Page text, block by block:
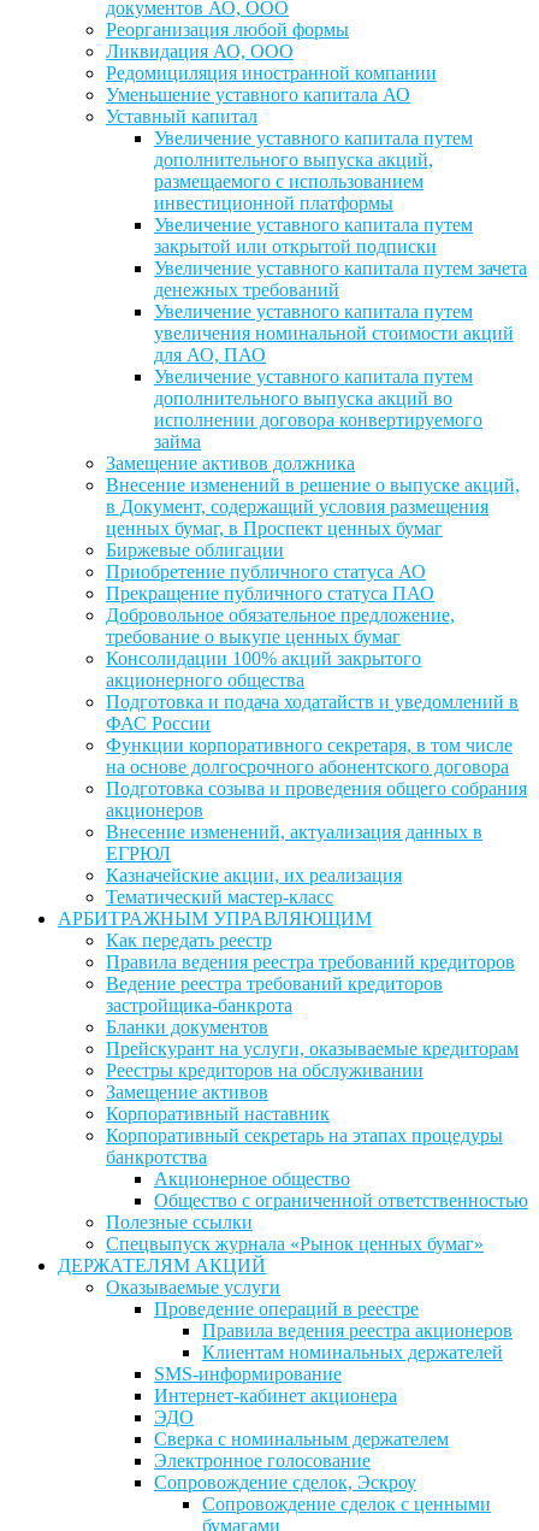
документов АО, ООО
Реорганизация любой формы
Ликвидация АО, ООО
Редомициляция иностранной компании
Уменьшение уставного капитала АО
Уставный капитал
Увеличение уставного капитала путем
дополнительного выпуска акций,
размещаемого с использованием
инвестиционной платформы
Увеличение уставного капитала путем
закрытой или открытой подписки
Увеличение уставного капитала путем зачета
денежных требований
Увеличение уставного капитала путем
увеличения номинальной стоимости акций
для АО, ПАО
Увеличение уставного капитала путем
дополнительного выпуска акций во
исполнении договора конвертируемого
займа
Замещение активов должника
Внесение изменений в решение о выпуске акций,
в Документ, содержащий условия размещения
ценных бумаг, в Проспект ценных бумаг
Биржевые облигации
Приобретение публичного статуса АО
Прекращение публичного статуса ПАО
Добровольное обязательное предложение,
требование о выкупе ценных бумаг
Консолидации 100% акций закрытого
акционерного общества
Подготовка и подача ходатайств и уведомлений в
ФАС России
Функции корпоративного секретаря, в том числе
на основе долгосрочного абонентского договора
Подготовка созыва и проведения общего собрания
акционеров
Внесение изменений, актуализация данных в
ЕГРЮЛ
Казначейские акции, их реализация
Тематический мастер-класс
АРБИТРАЖНЫМ УПРАВЛЯЮЩИМ
Как передать реестр
Правила ведения реестра требований кредиторов
Ведение реестра требований кредиторов
застройщика-банкрота
Бланки документов
Прейскурант на услуги, оказываемые кредиторам
Реестры кредиторов на обслуживании
Замещение активов
Корпоративный наставник
Корпоративный секретарь на этапах процедуры
банкротства
Акционерное общество
Общество с ограниченной ответственностью
Полезные ссылки
Спецвыпуск журнала «Рынок ценных бумаг»
ДЕРЖАТЕЛЯМ АКЦИЙ
Оказываемые услуги
Проведение операций в реестре
Правила ведения реестра акционеров
Клиентам номинальных держателей
SMS-информирование
Интернет-кабинет акционера
ЭДО
Сверка с номинальным держателем
Электронное голосование
Сопровождение сделок, Эскроу
Сопровождение сделок с ценными
бумагами